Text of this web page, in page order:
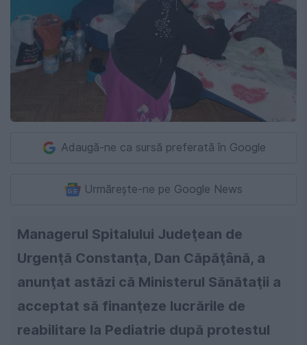
Adaugă-ne ca sursă preferată în Google
Urmărește-ne pe Google News
Managerul Spitalului Judeţean de
Urgenţă Constanţa, Dan Căpăţână, a
anunţat astăzi că Ministerul Sănătaţii a
acceptat să finanţeze lucrările de
reabilitare la Pediatrie după protestul